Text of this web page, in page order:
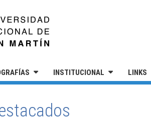
INSTITUCIONAL LINKS
AQUÍ